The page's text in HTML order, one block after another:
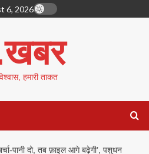
6, 2026
हमारी ताकत
पानी दो, तब फ़ाइल आगे बढ़ेगी’, पशुधन